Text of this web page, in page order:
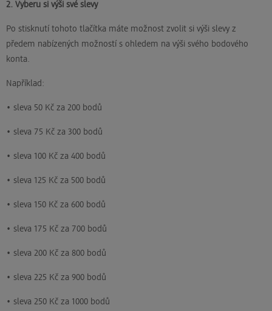
2. Vyberu si výši své slevy
Po stisknutí tohoto tlačítka máte možnost zvolit si výši slevy z
předem nabízených možností s ohledem na výši svého bodového
konta.
Například:
• sleva 50 Kč za 200 bodů
• sleva 75 Kč za 300 bodů
• sleva 100 Kč za 400 bodů
• sleva 125 Kč za 500 bodů
• sleva 150 Kč za 600 bodů
• sleva 175 Kč za 700 bodů
• sleva 200 Kč za 800 bodů
• sleva 225 Kč za 900 bodů
• sleva 250 Kč za 1000 bodů